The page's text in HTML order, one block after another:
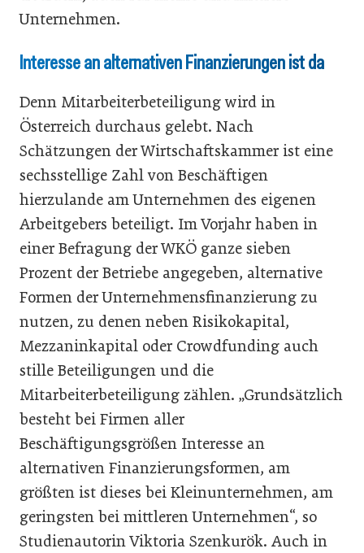
Unternehmen.
Interesse an alternativen Finanzierungen ist da
Denn Mitarbeiterbeteiligung wird in
Österreich durchaus gelebt. Nach
Schätzungen der Wirtschaftskammer ist eine
sechsstellige Zahl von Beschäftigen
hierzulande am Unternehmen des eigenen
Arbeitgebers beteiligt. Im Vorjahr haben in
einer Befragung der WKÖ ganze sieben
Prozent der Betriebe angegeben, alternative
Formen der Unternehmensfinanzierung zu
nutzen, zu denen neben Risikokapital,
Mezzaninkapital oder Crowdfunding auch
stille Beteiligungen und die
Mitarbeiterbeteiligung zählen. „Grundsätzlich
besteht bei Firmen aller
Beschäftigungsgrößen Interesse an
alternativen Finanzierungsformen, am
größten ist dieses bei Kleinunternehmen, am
geringsten bei mittleren Unternehmen“, so
Studienautorin Viktoria Szenkurök. Auch in